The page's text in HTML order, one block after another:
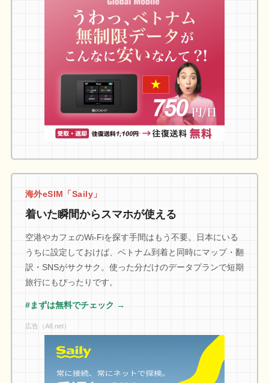
海外eSIM「Saily」
着いた瞬間からスマホが使える
空港やカフェのWi-Fiを探す手間はもう不要。日本にいる
うちに設定しておけば、ベトナム到着と同時にマップ・翻
訳・SNSがサクサク。使った分だけのデータプランで短期
旅行にもぴったりです。
#まずは無料でチェック →
広告（A8.net）